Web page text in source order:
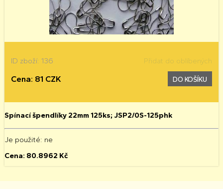
ID zboží: 136 Přidat do oblíbených
Cena: 81 CZK DO KOŠÍKU
Spínací špendlíky 22mm 125ks; JSP2/0S-125phk
Je použité: ne
Cena: 80.8962 Kč